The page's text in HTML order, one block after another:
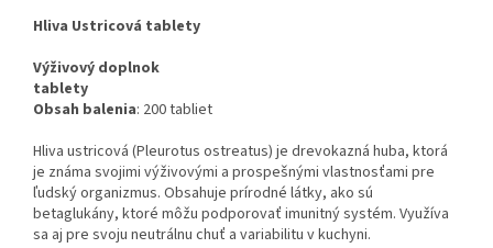
Hliva Ustricová tablety
Výživový doplnok
tablety
Obsah balenia: 200 tabliet
Hliva ustricová (Pleurotus ostreatus) je drevokazná huba, ktorá
je známa svojimi výživovými a prospešnými vlastnosťami pre
ľudský organizmus. Obsahuje prírodné látky, ako sú
betaglukány, ktoré môžu podporovať imunitný systém. Využíva
sa aj pre svoju neutrálnu chuť a variabilitu v kuchyni.